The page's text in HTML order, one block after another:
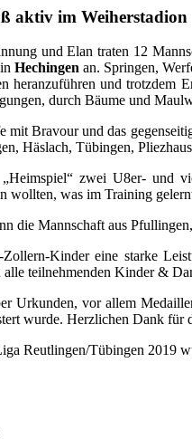
aktiv im Weiherstadion
und Elan traten 12
inHechingen an. Springen,
heranzuführen und trotzdem
durch Bäume und
Bravour und das
Häslach, Tübingen,
zwei U8er- und
wollten, was im Training
die Mannschaft aus
Kinder eine starke
teilnehmenden Kinder &
Urkunden, vor allem
wurde. Herzlichen Dank für
Reutlingen/Tübingen 2019